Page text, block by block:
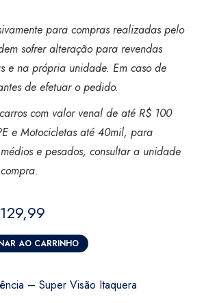
para compras realizadas pelo
sofrer alteração para revendas
e na própria unidade. Em caso de
de efetuar o pedido.
com valor venal de até R$ 100
e Motocicletas até 40mil, para
e pesados, consultar a unidade
129,99
preço
atual
R$129,99.
AO CARRINHO
– Super Visão Itaquera